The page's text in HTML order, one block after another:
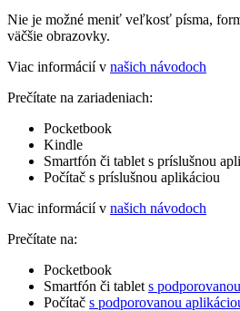
Nie je možné meniť veľkosť písma,
väčšie obrazovky.
Viac informácií v našich návodoch
Prečítate na zariadeniach:
Pocketbook
Kindle
Smartfón či tablet s príslušnou
Počítač s príslušnou aplikáciou
Viac informácií v našich návodoch
Prečítate na:
Pocketbook
Smartfón či tablet s
Počítač s podporovanou